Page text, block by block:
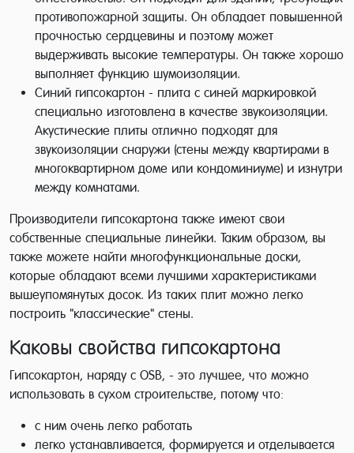
противопожарной защиты. Он обладает повышенной
прочностью сердцевины и поэтому может
выдерживать высокие температуры. Он также хорошо
выполняет функцию шумоизоляции.
Синий гипсокартон - плита с синей маркировкой
специально изготовлена в качестве звукоизоляции.
Акустические плиты отлично подходят для
звукоизоляции снаружи (стены между квартирами в
многоквартирном доме или кондоминиуме) и изнутри
между комнатами.
Производители гипсокартона также имеют свои
собственные специальные линейки. Таким образом, вы
также можете найти многофункциональные доски,
которые обладают всеми лучшими характеристиками
вышеупомянутых досок. Из таких плит можно легко
построить "классические" стены.
Каковы свойства гипсокартона
Гипсокартон, наряду с OSB, - это лучшее, что можно
использовать в сухом строительстве, потому что:
с ним очень легко работать
легко устанавливается, формируется и отделывается